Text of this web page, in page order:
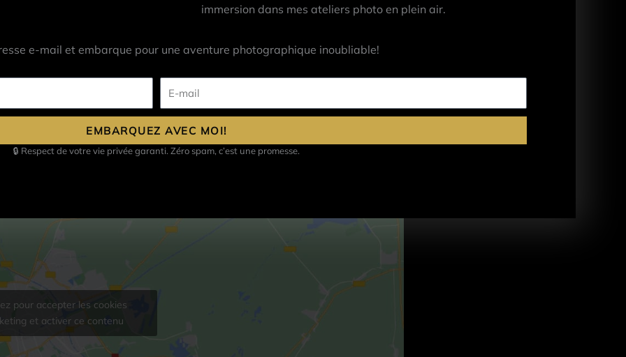
pour accepter les cookies
et activer ce contenu
immersion dans mes ateliers photo en plein air.
e-mail et embarque pour une aventure photographique inoubliable!
mail
EMBARQUEZ AVEC MOI!
🔒 Respect de votre vie privée garanti. Zéro spam, c’est une promesse.